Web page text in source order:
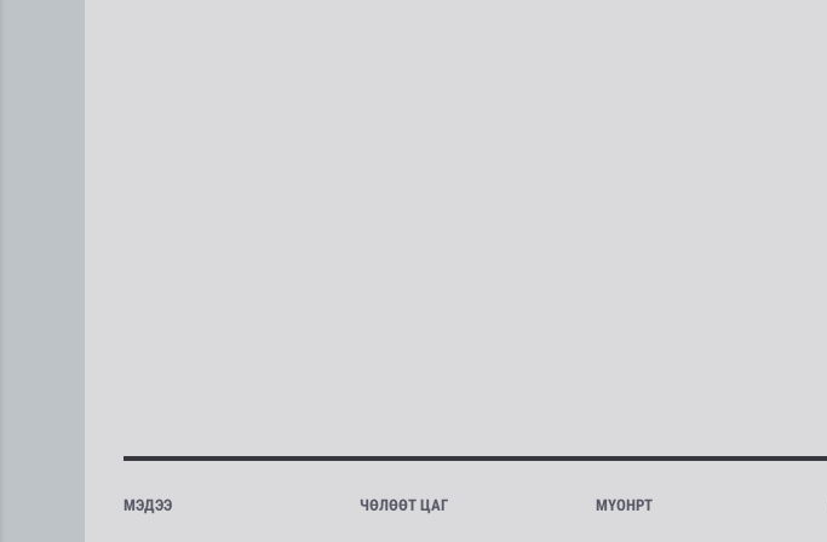
МЭДЭЭ ЧӨЛӨӨТ ЦАГ МҮОНРТ